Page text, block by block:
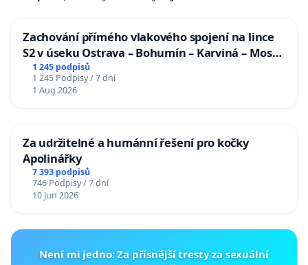
Zachování přímého vlakového spojení na lince
S2 v úseku Ostrava – Bohumín – Karviná – Mosty
u Jablunkova
1 245 podpisů
1 245 Podpisy / 7 dní
1 Aug 2026
Za udržitelné a humánní řešení pro kočky
Apolinářky
7 393 podpisů
746 Podpisy / 7 dní
10 Jun 2026
Není mi jedno: Za přísnější tresty za sexuální